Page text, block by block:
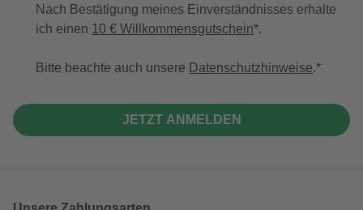
Nach Bestätigung meines Einverständnisses erhalte
ich einen 10 € Willkommensgutschein*.
Bitte beachte auch unsere Datenschutzhinweise.
JETZT ANMELDEN